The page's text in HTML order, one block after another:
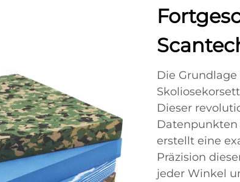
Die
Dieser
erstellt eine
Präzision
jeder Winkel